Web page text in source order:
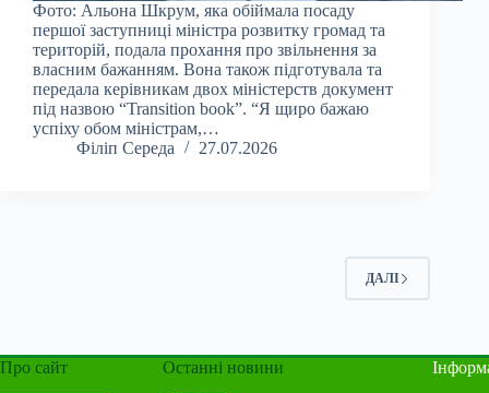
Фото: Альона Шкрум, яка обіймала посаду
першої заступниці міністра розвитку громад та
територій, подала прохання про звільнення за
власним бажанням. Вона також підготувала та
передала керівникам двох міністерств документ
під назвою “Transition book”. “Я щиро бажаю
успіху обом міністрам,…
Філіп Середа
27.07.2026
ДАЛІ
Про сайт Останні новини